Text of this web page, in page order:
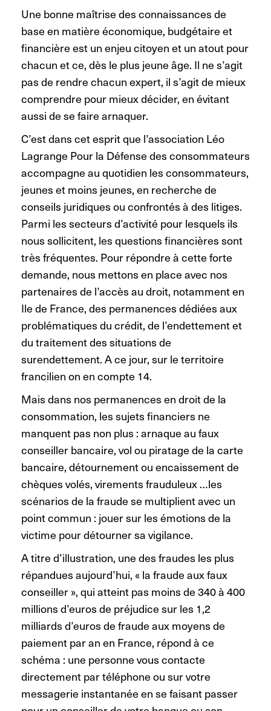
Une bonne maîtrise des connaissances de
base en matière économique, budgétaire et
financière est un enjeu citoyen et un atout pour
chacun et ce, dès le plus jeune âge. Il ne s’agit
pas de rendre chacun expert, il s’agit de mieux
comprendre pour mieux décider, en évitant
aussi de se faire arnaquer.
C’est dans cet esprit que l’association Léo
Lagrange Pour la Défense des consommateurs
accompagne au quotidien les consommateurs,
jeunes et moins jeunes, en recherche de
conseils juridiques ou confrontés à des litiges.
Parmi les secteurs d’activité pour lesquels ils
nous sollicitent, les questions financières sont
très fréquentes. Pour répondre à cette forte
demande, nous mettons en place avec nos
partenaires de l’accès au droit, notamment en
Ile de France, des permanences dédiées aux
problématiques du crédit, de l’endettement et
du traitement des situations de
surendettement. A ce jour, sur le territoire
francilien on en compte 14.
Mais dans nos permanences en droit de la
consommation, les sujets financiers ne
manquent pas non plus : arnaque au faux
conseiller bancaire, vol ou piratage de la carte
bancaire, détournement ou encaissement de
chèques volés, virements frauduleux …les
scénarios de la fraude se multiplient avec un
point commun : jouer sur les émotions de la
victime pour détourner sa vigilance.
A titre d’illustration, une des fraudes les plus
répandues aujourd’hui, « la fraude aux faux
conseiller », qui atteint pas moins de 340 à 400
millions d’euros de préjudice sur les 1,2
milliards d’euros de fraude aux moyens de
paiement par an en France, répond à ce
schéma : une personne vous contacte
directement par téléphone ou sur votre
messagerie instantanée en se faisant passer